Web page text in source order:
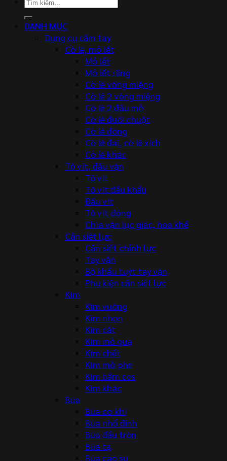
DANH MỤC
Dụng cụ cầm tay
Cờ lê, mỏ lết
Mỏ lết
Mỏ lết răng
Cờ lê vòng miệng
Cờ lê 2 vòng miệng
Cờ lê 2 đầu mở
Cờ lê đuôi chuột
Cờ lê đóng
Cờ lê đai, cờ lê xích
Cờ lê khác
Tô vít, đầu vặn
Tô vít
Tô vít đầu khẩu
Đầu vít
Tô vít đóng
Chìa vặn lục giác, hoa khế
Cần siết lực
Cần siết chỉnh lực
Tay vặn
Bộ khẩu tuýt tay vặn
Phụ kiện cần siết lực
Kìm
Kìm vuông
Kìm nhọn
Kìm cắt
Kìm mỏ quạ
Kìm chết
Kìm mở phe
Kìm bấm cos
Kìm khác
Búa
Búa cơ khí
Búa nhổ đinh
Búa đầu tròn
Búa tạ
Búa cao su